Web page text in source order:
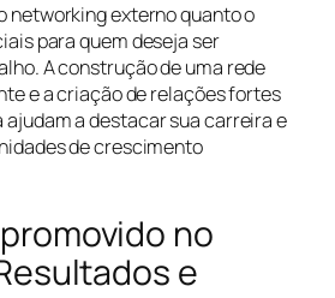
networking externo quanto o
para quem deseja ser
A construção de uma rede
e a criação de relações fortes
a destacar sua carreira e
de crescimento
no
e